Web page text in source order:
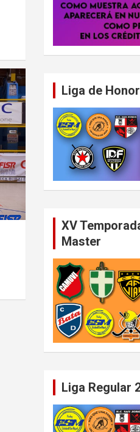
Liga de Honor
XV
Master
Liga Regular